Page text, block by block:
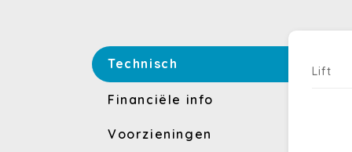
Technisch
Financiële info
Voorzieningen
Lift